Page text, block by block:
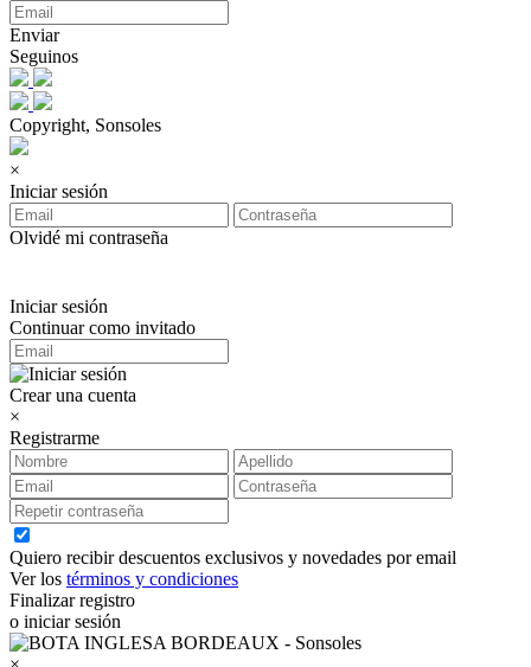
Enviar
Seguinos
Copyright, Sonsoles
×
Iniciar sesión
Olvidé mi contraseña
Iniciar sesión
Continuar como invitado
Crear una cuenta
×
Registrarme
Quiero recibir descuentos exclusivos y novedades por email
Ver los términos y condiciones
Finalizar registro
o iniciar sesión